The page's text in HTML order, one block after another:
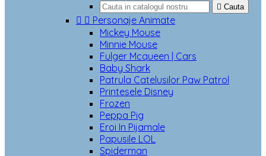
 Cauta
  Personaje Animate
Mickey Mouse
Minnie Mouse
Fulger Mcqueen | Cars
Baby Shark
Patrula Catelusilor Paw Patrol
Printesele Disney
Frozen
Peppa Pig
Eroi In Pijamale
Papusile LOL
Spiderman